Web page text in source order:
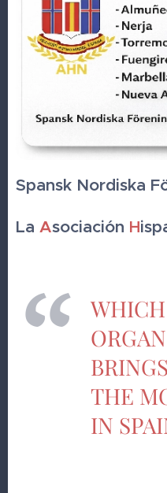
Spansk Nordiska
La Asociación H
WHICH
THE
IN